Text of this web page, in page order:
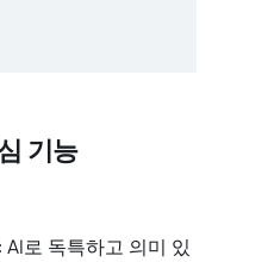
기능
AI로 독특하고 의미 있